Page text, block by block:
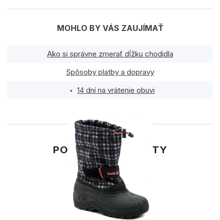
MOHLO BY VÁS ZAUJÍMAŤ
Ako si správne zmerať dĺžku chodidla
Spôsoby platby a dopravy
14 dní na vrátenie obuvi
PODOBNÉ PRODUKTY